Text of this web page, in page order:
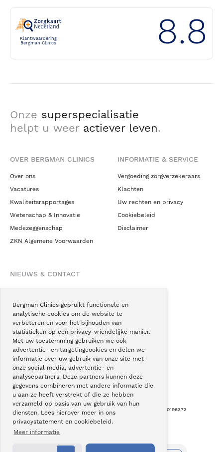
Bergman Clinics gebruikt functionele en
analytische cookies om de website te
verbeteren en voor het bijhouden van
statistieken op een privacy-vriendelijke manier.
Met uw toestemming gebruiken we ook
advertentie- en targetingcookies en delen we
informatie over uw gebruik van onze site met
onze social media, advertentie- en
analysepartners. Deze partners kunnen deze
gegevens combineren met andere informatie die
u aan ze heeft verstrekt of die ze hebben
verzameld op basis van uw gebruik van hun
diensten. Lees hierover meer in ons
privacystatement en cookiebeleid.
Meer informatie
Klantwaardering
Bergman Clinics
8.8
Onze superspecialisatie
helpt u weer actiever leven.
OVER BERGMAN CLINICS
Over ons
Vacatures
Kwaliteitsrapportages
Wetenschap & Innovatie
Medezeggenschap
ZKN Algemene Voorwaarden
INFORMATIE & SERVICE
Vergoeding zorgverzekeraars
Klachten
Uw rechten en privacy
Cookiebeleid
Disclaimer
NIEUWS & CONTACT
Blogs
Podcast
Pressroom
Instagram
Facebook
LinkedIn
Copyright © Bergman Clinics 2026 KVK nummer: 30196373